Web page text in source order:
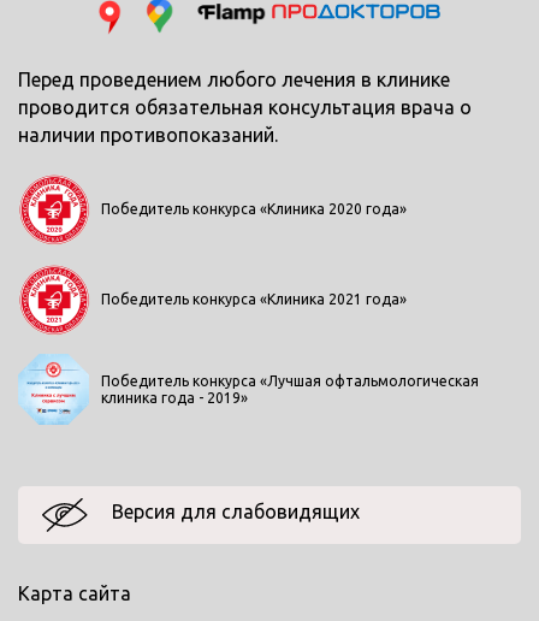
Перед проведением любого лечения в клинике
проводится обязательная консультация врача о
наличии противопоказаний.
Победитель конкурса «Клиника 2020 года»
Победитель конкурса «Клиника 2021 года»
Победитель конкурса «Лучшая офтальмологическая
клиника года - 2019»
Версия для слабовидящих
Карта сайта